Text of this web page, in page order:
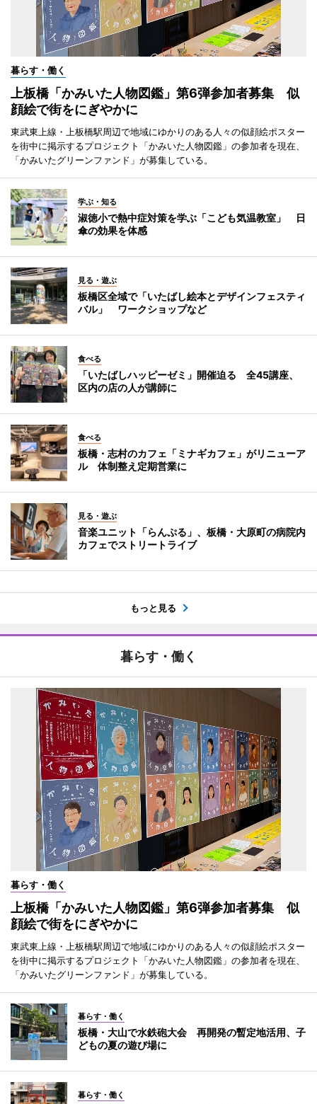
暮らす・働く
上板橋「かみいた人物図鑑」第6弾参加者募集 似
顔絵で街をにぎやかに
東武東上線・上板橋駅周辺で地域にゆかりのある人々の似顔絵ポスター
を街中に掲示するプロジェクト「かみいた人物図鑑」の参加者を現在、
「かみいたグリーンファンド」が募集している。
学ぶ・知る
淑徳小で熱中症対策を学ぶ「こども気温教室」 日
傘の効果を体感
見る・遊ぶ
板橋区全域で「いたばし絵本とデザインフェスティ
バル」 ワークショップなど
食べる
「いたばしハッピーゼミ」開催迫る 全45講座、
区内の店の人が講師に
食べる
板橋・志村のカフェ「ミナギカフェ」がリニューア
ル 体制整え定期営業に
見る・遊ぶ
音楽ユニット「らんぷる」、板橋・大原町の病院内
カフェでストリートライブ
もっと見る
暮らす・働く
暮らす・働く
上板橋「かみいた人物図鑑」第6弾参加者募集 似
顔絵で街をにぎやかに
東武東上線・上板橋駅周辺で地域にゆかりのある人々の似顔絵ポスター
を街中に掲示するプロジェクト「かみいた人物図鑑」の参加者を現在、
「かみいたグリーンファンド」が募集している。
暮らす・働く
板橋・大山で水鉄砲大会 再開発の暫定地活用、子
どもの夏の遊び場に
暮らす・働く